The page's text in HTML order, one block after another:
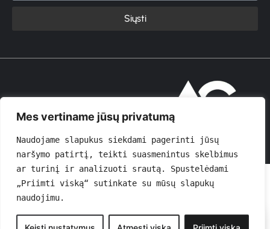
Mes vertiname jūsų privatumą
Naudojame slapukus siekdami pagerinti jūsų
naršymo patirtį, teikti suasmenintus skelbimus
ar turinį ir analizuoti srautą. Spustelėdami
„Priimti viską“ sutinkate su mūsų slapukų
naudojimu.
Siųsti
© 2026 GROŽIOVITA